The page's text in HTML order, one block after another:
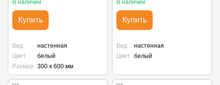
В наличии
Купить
Вид
настенная
Цвет
белый
Размер
300 х 600 мм
В наличии
Купить
Вид
настенная
Цвет
белый